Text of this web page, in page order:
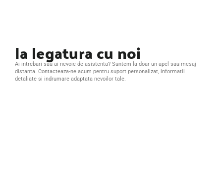
Ia legatura cu noi
Ai intrebari sau ai nevoie de asistenta? Suntem la doar un apel sau mesaj
distanta. Contacteaza-ne acum pentru suport personalizat, informatii
detaliate si indrumare adaptata nevoilor tale.